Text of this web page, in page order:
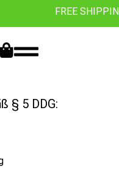
FREE
§ 5 DDG: